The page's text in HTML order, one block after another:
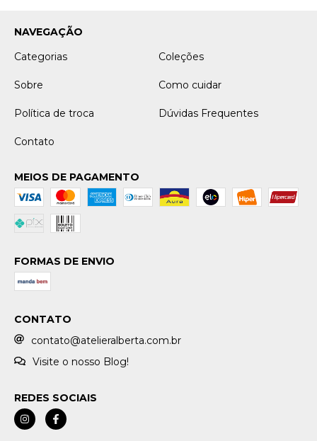
NAVEGAÇÃO
Categorias
Coleções
Sobre Como cuidar
Política de troca Dúvidas Frequentes
Contato
MEIOS DE PAGAMENTO
FORMAS DE ENVIO
CONTATO
contato@atelieralberta.com.br
Visite o nosso Blog!
REDES SOCIAIS